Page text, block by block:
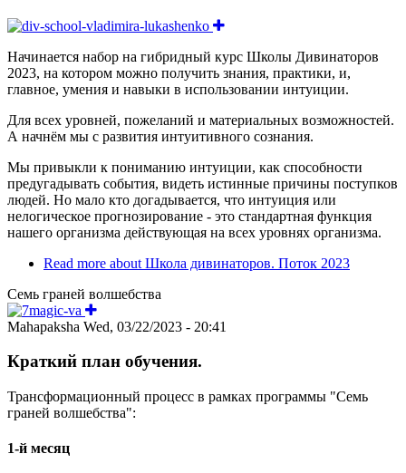
Начинается набор на гибридный курс Школы Дивинаторов
2023, на котором можно получить знания, практики, и,
главное, умения и навыки в использовании интуиции.
Для всех уровней, пожеланий и материальных возможностей.
А начнём мы с развития интуитивного сознания.
Мы привыкли к пониманию интуиции, как способности
предугадывать события, видеть истинные причины поступков
людей. Но мало кто догадывается, что интуиция или
нелогическое прогнозирование - это стандартная функция
нашего организма действующая на всех уровнях организма.
Read more about Школа дивинаторов. Поток 2023
Семь граней волшебства
Mahapaksha Wed, 03/22/2023 - 20:41
Краткий план обучения.
Трансформационный процесс в рамках программы "Семь
граней волшебства":
1-й месяц